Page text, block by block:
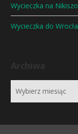
Wycieczka na
Wycieczka do